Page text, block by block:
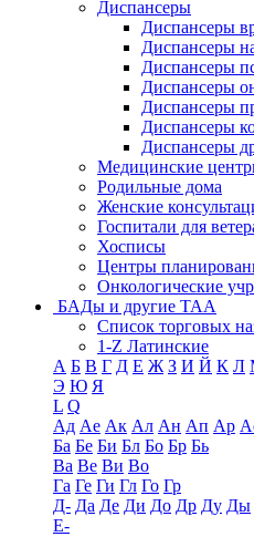
Диспансеры
Диспансеры
Диспансеры
Диспансеры
Диспансеры
Диспансеры
Диспансеры
Диспансеры
Медицинские
Родильные дома
Женские
Госпитали для
Хосписы
Центры
Онкологические
БАДы и другие ТАА
Список торговых
1-Z Латинские
А Б В Г Д Е Ж З И Й К Л
Э Ю Я
L Q
Ад Ае Ак Ал Ан Ап Ар
Ба Бе Би Бл Бо Бр Бь
Ва Ве Ви Во
Га Ге Ги Гл Го Гр
Д- Да Де Ди До Др Ду Ды
Е-